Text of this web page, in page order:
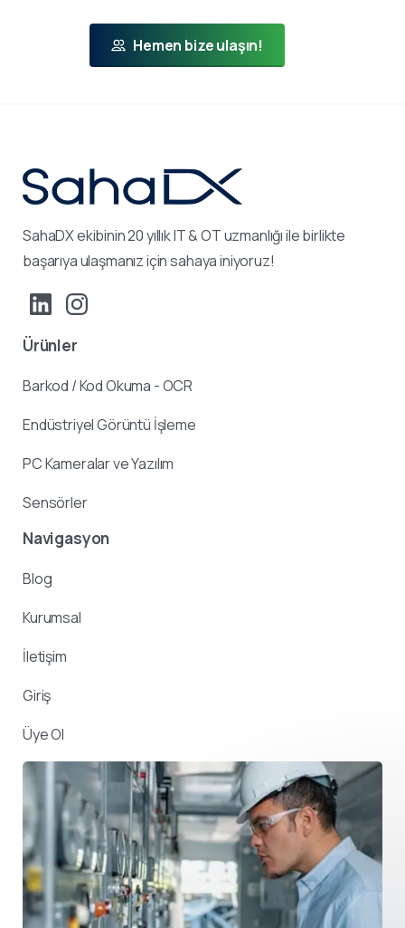
Hemen bize ulaşın!
SahaDX ekibinin 20 yıllık IT & OT uzmanlığı ile birlikte
başarıya ulaşmanız için sahaya iniyoruz!
Ürünler
Barkod / Kod Okuma - OCR
Endüstriyel Görüntü İşleme
PC Kameralar ve Yazılım
Sensörler
Navigasyon
Blog
Kurumsal
İletişim
Giriş
Üye Ol
Destek ekibimiz sorularınızı